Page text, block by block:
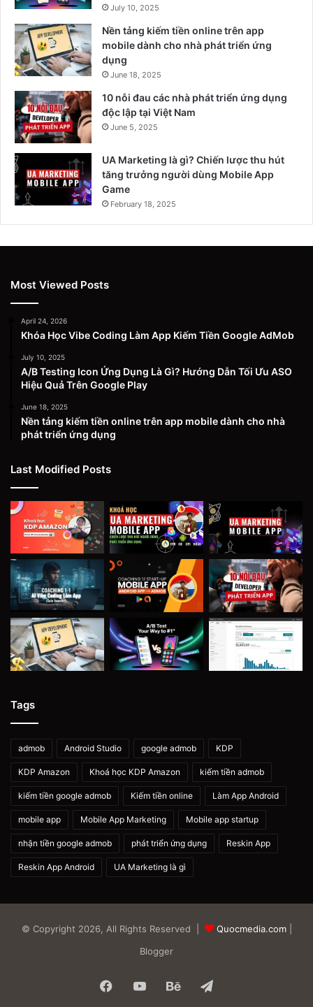
July 10, 2025
Nền tảng kiếm tiền online trên app
mobile dành cho nhà phát triển ứng
dụng
June 18, 2025
10 nỗi đau các nhà phát triển ứng dụng
độc lập tại Việt Nam
June 5, 2025
UA Marketing là gì? Chiến lược thu hút
tăng trưởng người dùng Mobile App
Game
February 18, 2025
Most Viewed Posts
April 24, 2026
Khóa Học Vibe Coding Làm App Kiếm Tiền Google AdMob
July 10, 2025
A/B Testing Icon Ứng Dụng Là Gì? Hướng Dẫn Tối Ưu ASO
Hiệu Quả Trên Google Play
June 18, 2025
Nền tảng kiếm tiền online trên app mobile dành cho nhà
phát triển ứng dụng
Last Modified Posts
Tags
admob Android Studio google admob KDP
KDP Amazon Khoá học KDP Amazon kiếm tiền admob
kiếm tiền google admob Kiếm tiền online Làm App Android
mobile app Mobile App Marketing Mobile app startup
nhận tiền google admob phát triển ứng dụng Reskin App
Reskin App Android UA Marketing là gì
© Copyright 2026, All Rights Reserved | Quocmedia.com|
Blogger
FacebookYouTubeBehance